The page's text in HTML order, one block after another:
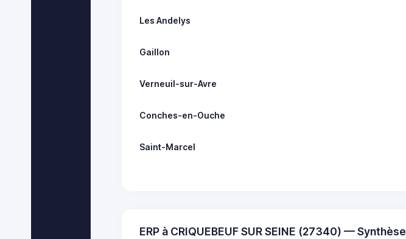
Les Andelys
Gaillon
Verneuil-sur-Avre
Conches-en-Ouche
Saint-Marcel
ERP à CRIQUEBEUF SUR SEINE (27340) — Synthèse